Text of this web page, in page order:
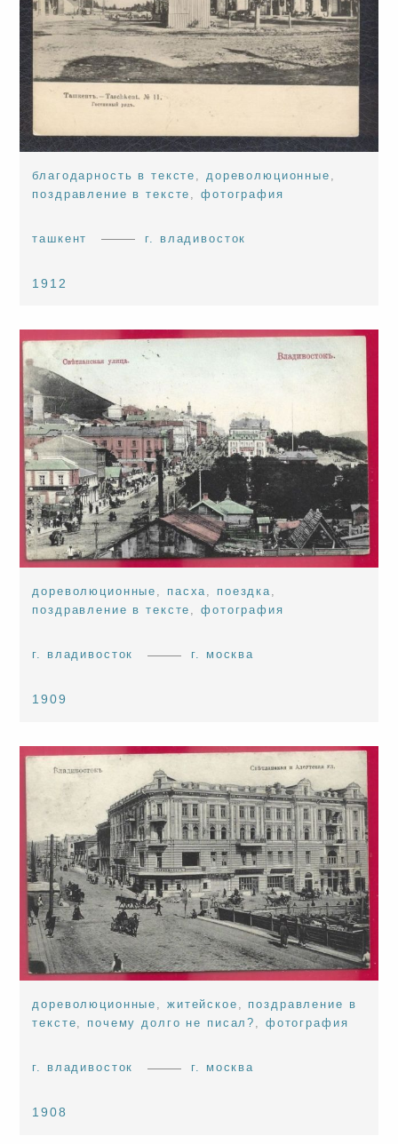
благодарность в тексте , дореволюционные ,
поздравление в тексте ,фотография
ташкент г. владивосток
1912
дореволюционные , пасха, поездка,
поздравление в тексте ,фотография
г. владивосток г. москва
1909
дореволюционные , житейское , поздравление в
тексте, почему долго не писал? , фотография
г. владивосток г. москва
1908